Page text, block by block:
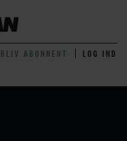
BLIV ABONNENT LOG IND